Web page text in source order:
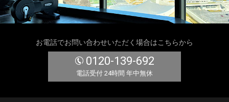
お電話でお問い合わせいただく場合はこちらから
0120-139-692
電話受付 24時間 年中無休